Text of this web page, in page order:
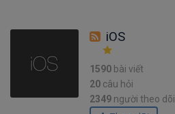
iOS
1590 bài viết
20 câu hỏi
2349 người theo dõi